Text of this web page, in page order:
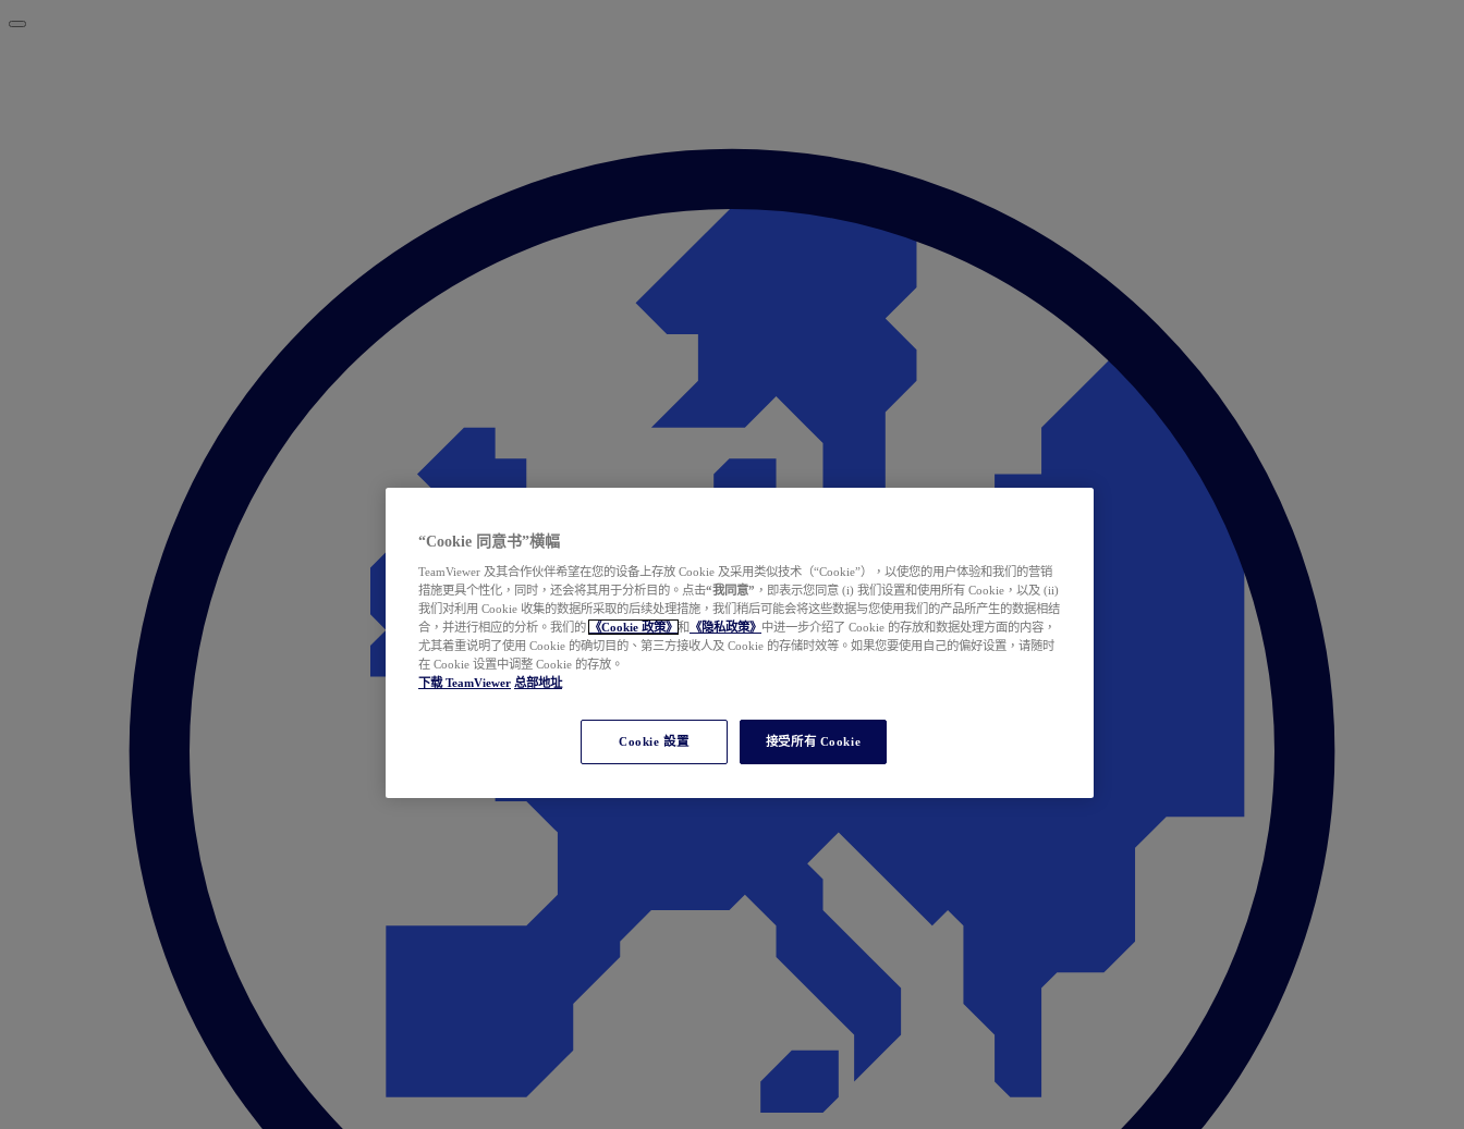
“Cookie 同意书”横幅
TeamViewer 及其合作伙伴希望在您的设备上存放 Cookie 及采用类似技术（“Cookie”），以使您的用户体验和我们的营销
措施更具个性化，同时，还会将其用于分析目的。点击“我同意” ，即表示您同意 (i) 我们设置和使用所有 Cookie，以及 (ii)
我们对利用 Cookie 收集的数据所采取的后续处理措施，我们稍后可能会将这些数据与您使用我们的产品所产生的数据相结
合，并进行相应的分析。我们的
《Cookie 政策》 和 《隐私政策》 中进一步介绍了 Cookie 的存放和数据处理方面的内容，
尤其着重说明了使用 Cookie 的确切目的、第三方接收人及 Cookie 的存储时效等。如果您要使用自己的偏好设置，请随时
在 Cookie 设置中调整 Cookie 的存放。
下载 TeamViewer 总部地址
Cookie 設置 接受所有 Cookie